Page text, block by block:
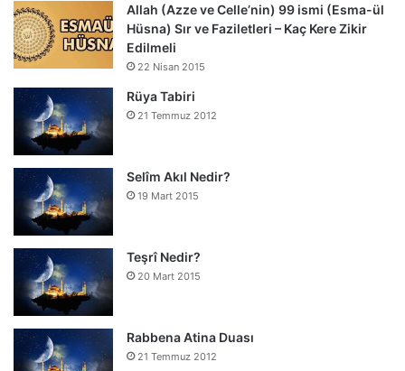
Allah (Azze ve Celle’nin) 99 ismi (Esma-ül
Hüsna) Sır ve Faziletleri – Kaç Kere Zikir
Edilmeli
22 Nisan 2015
Rüya Tabiri
21 Temmuz 2012
Selîm Akıl Nedir?
19 Mart 2015
Teşrî Nedir?
20 Mart 2015
Rabbena Atina Duası
21 Temmuz 2012